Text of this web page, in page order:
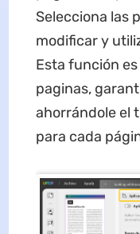
Selecciona las
modificar y
Esta función
paginas,
ahorrándole el
para cada